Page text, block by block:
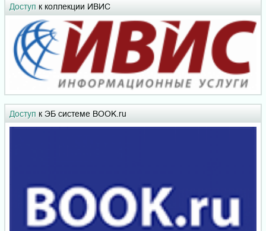
Доступ к коллекции ИВИС
Доступ к ЭБ системе BOOK.ru